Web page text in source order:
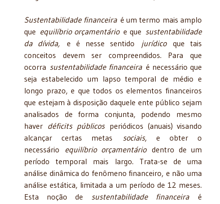
Sustentabilidade financeiraé um termo mais amplo
que equilíbrio orçamentárioe que sustentabilidade
da dívida, e é nesse sentido jurídicoque tais
conceitos devem ser compreendidos. Para que
ocorra sustentabilidade financeiraé necessário que
seja estabelecido um lapso temporal de médio e
longo prazo, e que todos os elementos financeiros
que estejam à disposição daquele ente público sejam
analisados de forma conjunta, podendo mesmo
haver déficits públicosperiódicos (anuais) visando
alcançar certas metas sociais, e obter o
necessário equilíbrio orçamentáriodentro de um
período temporal mais largo. Trata-se de uma
análise dinâmica do fenômeno financeiro, e não uma
análise estática, limitada a um período de 12 meses.
Esta noção de sustentabilidade financeiraé